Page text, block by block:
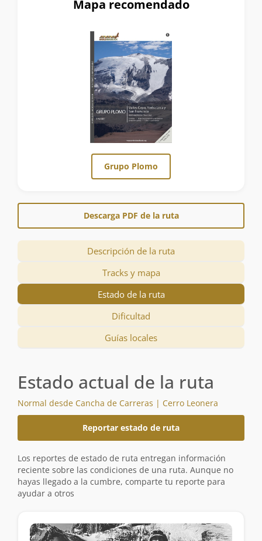
Mapa recomendado
Grupo Plomo
Descarga PDF de la ruta
Descripción de la ruta
Tracks y mapa
Estado de la ruta
Dificultad
Guías locales
Estado actual de la ruta
Normal desde Cancha de Carreras | Cerro Leonera
Reportar estado de ruta
Los reportes de estado de ruta entregan información
reciente sobre las condiciones de una ruta. Aunque no
hayas llegado a la cumbre, comparte tu reporte para
ayudar a otros